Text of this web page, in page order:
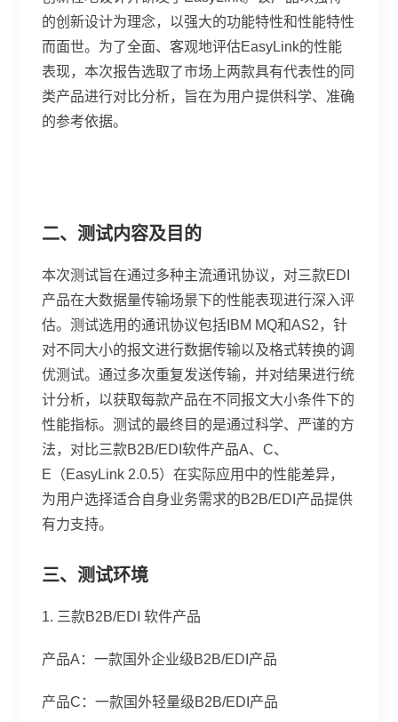
的创新设计为理念，以强大的功能特性和性能特性
而面世。为了全面、客观地评估EasyLink的性能
表现，本次报告选取了市场上两款具有代表性的同
类产品进行对比分析，旨在为用户提供科学、准确
的参考依据。
二、测试内容及目的
本次测试旨在通过多种主流通讯协议，对三款EDI
产品在大数据量传输场景下的性能表现进行深入评
估。测试选用的通讯协议包括IBM MQ和AS2，针
对不同大小的报文进行数据传输以及格式转换的调
优测试。通过多次重复发送传输，并对结果进行统
计分析，以获取每款产品在不同报文大小条件下的
性能指标。测试的最终目的是通过科学、严谨的方
法，对比三款B2B/EDI软件产品A、C、
E（EasyLink 2.0.5）在实际应用中的性能差异，
为用户选择适合自身业务需求的B2B/EDI产品提供
有力支持。
三、测试环境
1. 三款B2B/EDI 软件产品
产品A：一款国外企业级B2B/EDI产品
产品C：一款国外轻量级B2B/EDI产品